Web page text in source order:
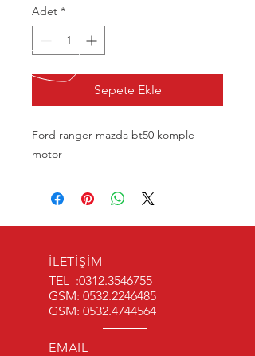
Adet *
Sepete Ekle
Ford ranger mazda bt50 komple
motor
İLETİŞİM
TEL :0312.3546755
GSM: 0532.2246485
GSM: 0532.4744564
EMAIL